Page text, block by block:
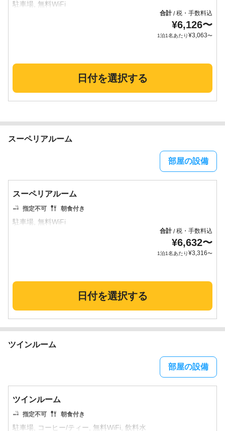
合計/税・手数料込
¥6,126〜
1泊1名あたり¥3,063〜
日付を選択する
スーペリアルーム
部屋の設備
スーペリアルーム
指定不可 朝食付き
合計/税・手数料込
¥6,632〜
1泊1名あたり¥3,316〜
日付を選択する
ツインルーム
部屋の設備
ツインルーム
指定不可 朝食付き